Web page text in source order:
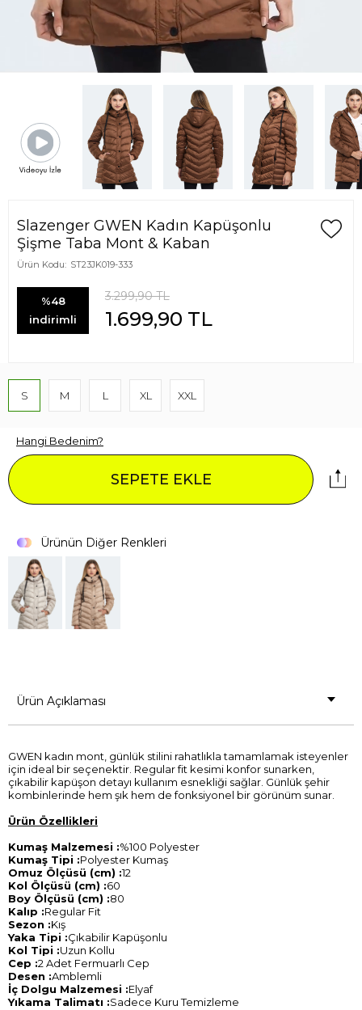
Slazenger GWEN Kadın Kapüşonlu
Şişme Taba Mont & Kaban
Ürün Kodu: ST23JK019-333
%48
indirimli
3.299,90TL
1.699,90 TL
S M L XL XXL
Hangi Bedenim?
SEPETE EKLE
Ürünün Diğer Renkleri
Ürün Açıklaması
GWEN kadın mont, günlük stilini rahatlıkla tamamlamak isteyenler
için ideal bir seçenektir. Regular fit kesimi konfor sunarken,
çıkabilir kapüşon detayı kullanım esnekliği sağlar. Günlük şehir
kombinlerinde hem şık hem de fonksiyonel bir görünüm sunar.
Ürün Özellikleri
Kumaş Malzemesi :%100 Polyester
Kumaş Tipi :Polyester Kumaş
Omuz Ölçüsü (cm) :12
Kol Ölçüsü (cm) :60
Boy Ölçüsü (cm) :80
Kalıp :Regular Fit
Sezon :Kış
Yaka Tipi :Çıkabilir Kapüşonlu
Kol Tipi :Uzun Kollu
Cep :2 Adet Fermuarlı Cep
Desen :Amblemli
İç Dolgu Malzemesi :Elyaf
Yıkama Talimatı :Sadece Kuru Temizleme